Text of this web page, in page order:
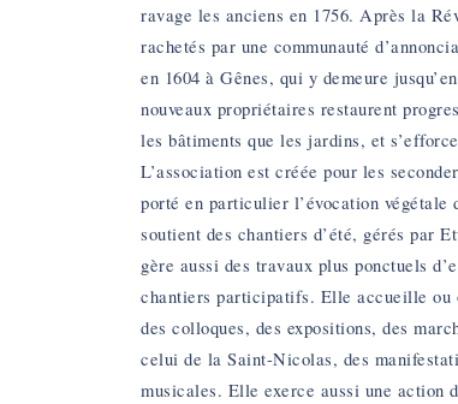
ravage les anciens en 1756. Après la
rachetés par une communauté
en 1604 à Gênes, qui y demeure
nouveaux propriétaires restaurent
les bâtiments que les jardins, et
L’association est créée pour les
porté en particulier l’évocation végétale
soutient des chantiers d’été, gérés par
gère aussi des travaux plus ponctuels
chantiers participatifs. Elle accueille ou
des colloques, des expositions, des
celui de la Saint-Nicolas, des
musicales. Elle exerce aussi une action